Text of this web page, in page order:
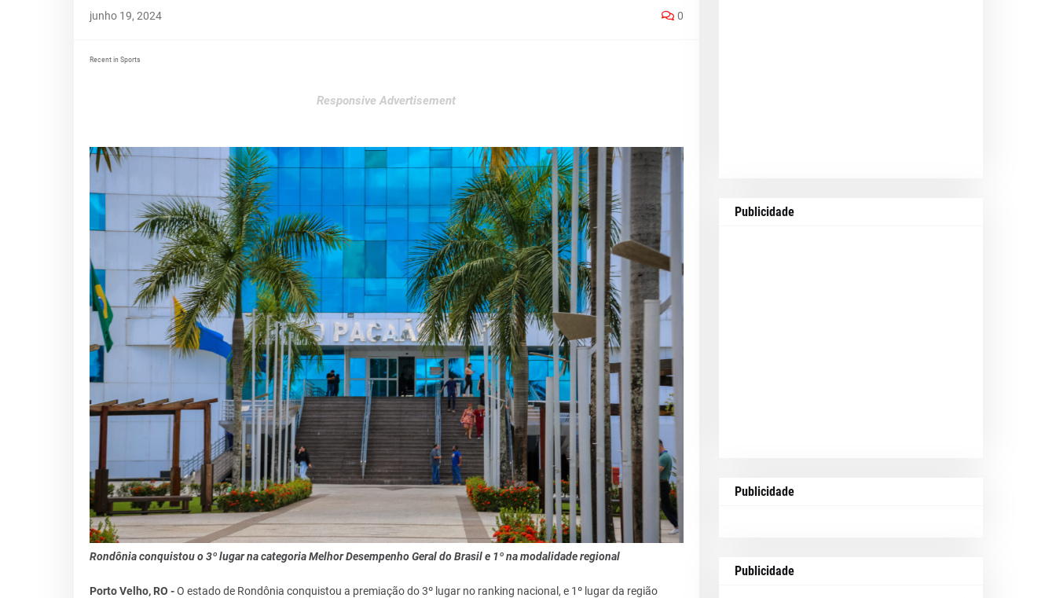
junho 19, 2024 0
Recent in Sports
Responsive Advertisement
Rondônia conquistou o 3º lugar na categoria Melhor Desempenho Geral do Brasil e 1º na modalidade regional
Porto Velho, RO -O estado de Rondônia conquistou a premiação do 3º lugar no ranking nacional, e 1º lugar da região
Publicidade
Publicidade
Publicidade